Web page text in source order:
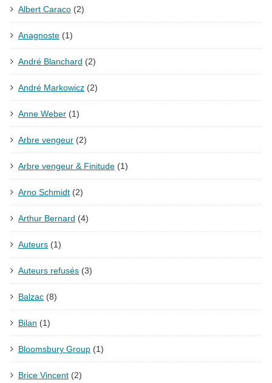
Albert Caraco (2)
Anagnoste (1)
André Blanchard (2)
André Markowicz (2)
Anne Weber (1)
Arbre vengeur (2)
Arbre vengeur & Finitude (1)
Arno Schmidt (2)
Arthur Bernard (4)
Auteurs (1)
Auteurs refusés (3)
Balzac (8)
Bilan (1)
Bloomsbury Group (1)
Brice Vincent (2)